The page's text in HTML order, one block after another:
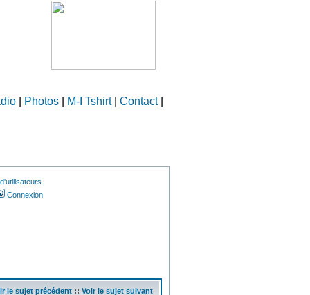
| Photos| M-I Tshirt| Contact|
Connexion
le sujet précédent :: Voir le sujet suivant